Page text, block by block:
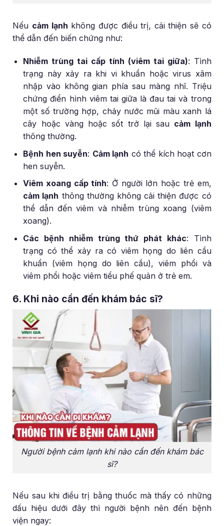
Nếu cảm lạnh không được điều trị, cải thiện sẽ có
thể dẫn đến biến chứng như:
Nhiễm trùng tai cấp tính (viêm tai giữa): Tình
trạng này xảy ra khi vi khuẩn hoặc virus xâm
nhập vào không gian phía sau màng nhĩ. Triệu
chứng điển hình viêm tai giữa là đau tai và trong
một số trường hợp, chảy nước mũi màu xanh lá
cây hoặc vàng hoặc sốt trở lại sau cảm lạnh
thông thường.
Bệnh hen suyễn: Cảm lạnh có thể kích hoạt cơn
hen suyễn.
Viêm xoang cấp tính: Ở người lớn hoặc trẻ em,
cảm lạnh thông thường không cải thiện được có
thể dẫn đến viêm và nhiễm trùng xoang (viêm
xoang).
Các bệnh nhiễm trùng thứ phát khác: Tình
trạng có thể xảy ra có viêm họng do liên cầu
khuẩn (viêm họng do liên cầu), viêm phổi và
viêm phổi hoặc viêm tiểu phế quản ở trẻ em.
6. Khi nào cần đến khám bác sĩ?
Người bệnh cảm lạnh khi nào cần đến khám bác
sĩ?
Nếu sau khi điều trị bằng thuốc mà thấy có những
dấu hiệu dưới đây thì người bệnh nên đến bệnh
viện ngay: